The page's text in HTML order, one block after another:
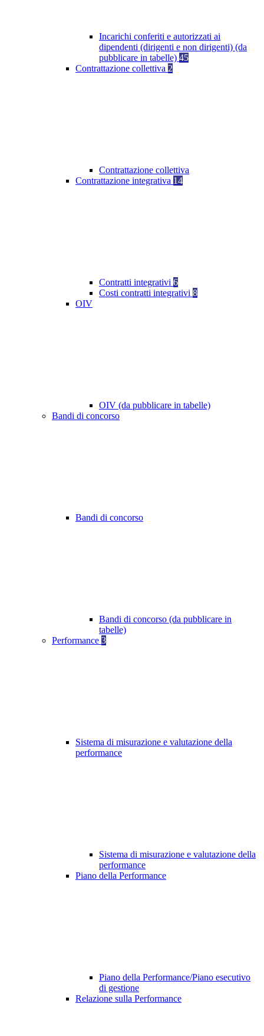
Incarichi conferiti e autorizzati ai
dipendenti (dirigenti e non dirigenti) (da
pubblicare in tabelle) 45
Contrattazione collettiva 2
Contrattazione collettiva
Contrattazione integrativa 14
Contratti integrativi 6
Costi contratti integrativi 8
OIV
OIV (da pubblicare in tabelle)
Bandi di concorso
Bandi di concorso
Bandi di concorso (da pubblicare in
tabelle)
Performance 3
Sistema di misurazione e valutazione della
performance
Sistema di misurazione e valutazione della
performance
Piano della Performance
Piano della Performance/Piano esecutivo
di gestione
Relazione sulla Performance